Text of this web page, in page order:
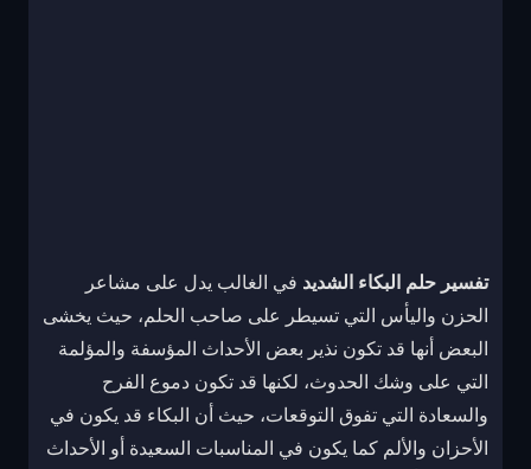
تفسير حلم البكاء الشديد في الغالب يدل على مشاعر
الحزن واليأس التي تسيطر على صاحب الحلم، حيث يخشى
البعض أنها قد تكون نذير بعض الأحداث المؤسفة والمؤلمة
التي على وشك الحدوث، لكنها قد تكون دموع الفرح
والسعادة التي تفوق التوقعات، حيث أن البكاء قد يكون في
الأحزان والألم كما يكون في المناسبات السعيدة أو الأحداث